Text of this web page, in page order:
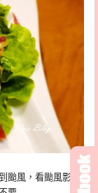
颱風，看颱風影響